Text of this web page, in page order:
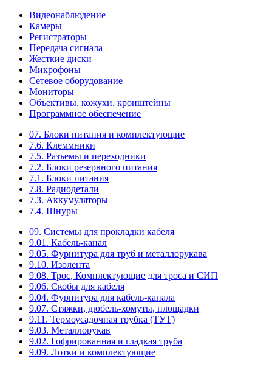
Видеонаблюдение
Камеры
Регистраторы
Передача сигнала
Жесткие диски
Микрофоны
Сетевое оборудование
Мониторы
Объективы, кожухи, кронштейны
Программное обеспечение
07. Блоки питания и комплектующие
7.6. Клеммники
7.5. Разъемы и переходники
7.2. Блоки резервного питания
7.1. Блоки питания
7.8. Радиодетали
7.3. Аккумуляторы
7.4. Шнуры
09. Системы для прокладки кабеля
9.01. Кабель-канал
9.05. Фурнитура для труб и металлорукава
9.10. Изолента
9.08. Трос, Комплектующие для троса и СИП
9.06. Скобы для кабеля
9.04. Фурнитура для кабель-канала
9.07. Стяжки, дюбель-хомуты, площадки
9.11. Термоусадочная трубка (ТУТ)
9.03. Металлорукав
9.02. Гофрированная и гладкая труба
9.09. Лотки и комплектующие